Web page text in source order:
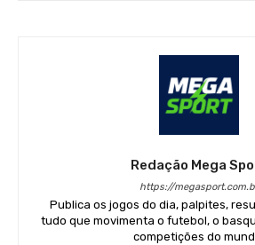
Redação Mega
https://
Publica os jogos do dia, palpites,
tudo que movimenta o futebol, o
competições do